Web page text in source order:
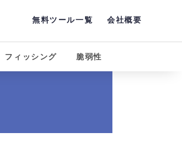
無料ツール一覧 会社概要
フィッシング 脆弱性